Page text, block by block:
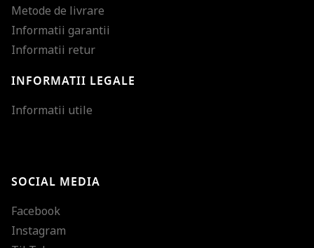
Metode de livrare
Informatii garantii
Informatii retur
INFORMATII LEGALE
Informatii utile
SOCIAL MEDIA
Facebook
Instagram